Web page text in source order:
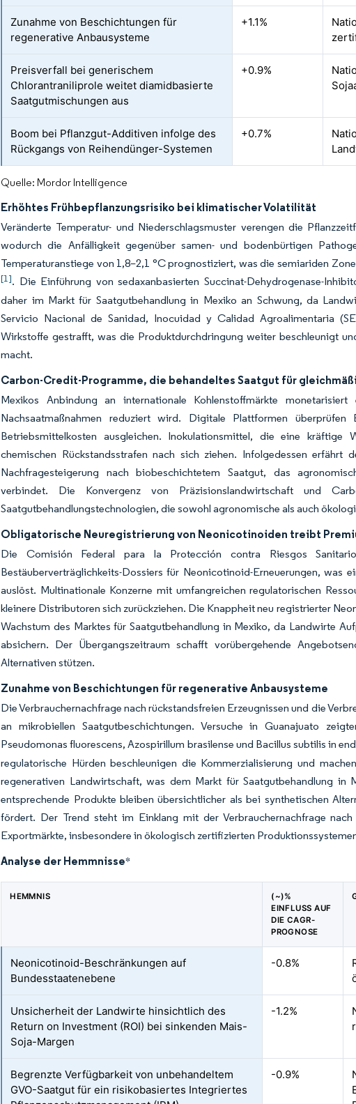
Zunahme von Beschichtungen für
regenerative Anbausysteme
+1.1%
Preisverfall bei generischem
Chlorantraniliprole weitet diamidbasierte
Saatgutmischungen aus
+0.9%
Boom bei Pflanzgut-Additiven infolge des
Rückgangs von Reihendünger-Systemen
+0.7%
Quelle: Mordor Intelligence
Erhöhtes Frühbepflanzungsrisiko bei klimatischer Volatilität
Veränderte Temperatur- und Niederschlagsmuster verengen die
wodurch die Anfälligkeit gegenüber samen- und bodenbürtigen
Temperaturanstiege von 1,8–2,1 °C prognostiziert, was die semiariden
[1]. Die Einführung von sedaxanbasierten Succinat-Dehydrogenase-
daher im Markt für Saatgutbehandlung in Mexiko an Schwung, da
Servicio Nacional de Sanidad, Inocuidad y Calidad Agroalimentaria
Wirkstoffe gestrafft, was die Produktdurchdringung weiter beschleunigt
macht.
Carbon-Credit-Programme, die behandeltes Saatgut für
Mexikos Anbindung an internationale Kohlenstoffmärkte
Nachsaatmaßnahmen reduziert wird. Digitale Plattformen
Betriebsmittelkosten ausgleichen. Inokulationsmittel, die eine kräftige
chemischen Rückstandsstrafen nach sich ziehen. Infolgedessen erfährt
Nachfragesteigerung nach biobeschichtetem Saatgut, das
verbindet. Die Konvergenz von Präzisionslandwirtschaft und
Saatgutbehandlungstechnologien, die sowohl agronomische als auch
Obligatorische Neuregistrierung von Neonicotinoiden treibt
Die Comisión Federal para la Protección contra Riesgos
Bestäuberverträglichkeits-Dossiers für Neonicotinoid-Erneuerungen, was
auslöst. Multinationale Konzerne mit umfangreichen regulatorischen
kleinere Distributoren sich zurückziehen. Die Knappheit neu registrierter
Wachstum des Marktes für Saatgutbehandlung in Mexiko, da Landwirte
absichern. Der Übergangszeitraum schafft vorübergehende
Alternativen stützen.
Zunahme von Beschichtungen für regenerative Anbausysteme
Die Verbrauchernachfrage nach rückstandsfreien Erzeugnissen und die
an mikrobiellen Saatgutbeschichtungen. Versuche in Guanajuato
Pseudomonas fluorescens, Azospirillum brasilense und Bacillus subtilis in
regulatorische Hürden beschleunigen die Kommerzialisierung und
regenerativen Landwirtschaft, was dem Markt für Saatgutbehandlung in
entsprechende Produkte bleiben übersichtlicher als bei synthetischen
fördert. Der Trend steht im Einklang mit der Verbrauchernachfrage
Exportmärkte, insbesondere in ökologisch zertifizierten
Analyse der Hemmnisse*
HEMMNIS
(~)%
EINFLUSS AUF
DIE CAGR-
PROGNOSE
Neonicotinoid-Beschränkungen auf
Bundesstaatenebene
-0.8%
Unsicherheit der Landwirte hinsichtlich des
Return on Investment (ROI) bei sinkenden Mais-
Soja-Margen
-1.2%
Begrenzte Verfügbarkeit von unbehandeltem
GVO-Saatgut für ein risikobasiertes Integriertes
-0.9%